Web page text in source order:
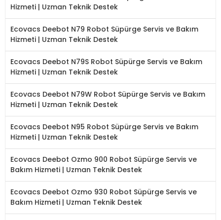
Hizmeti | Uzman Teknik Destek
Ecovacs Deebot N79 Robot Süpürge Servis ve Bakım
Hizmeti | Uzman Teknik Destek
Ecovacs Deebot N79S Robot Süpürge Servis ve Bakım
Hizmeti | Uzman Teknik Destek
Ecovacs Deebot N79W Robot Süpürge Servis ve Bakım
Hizmeti | Uzman Teknik Destek
Ecovacs Deebot N95 Robot Süpürge Servis ve Bakım
Hizmeti | Uzman Teknik Destek
Ecovacs Deebot Ozmo 900 Robot Süpürge Servis ve
Bakım Hizmeti | Uzman Teknik Destek
Ecovacs Deebot Ozmo 930 Robot Süpürge Servis ve
Bakım Hizmeti | Uzman Teknik Destek